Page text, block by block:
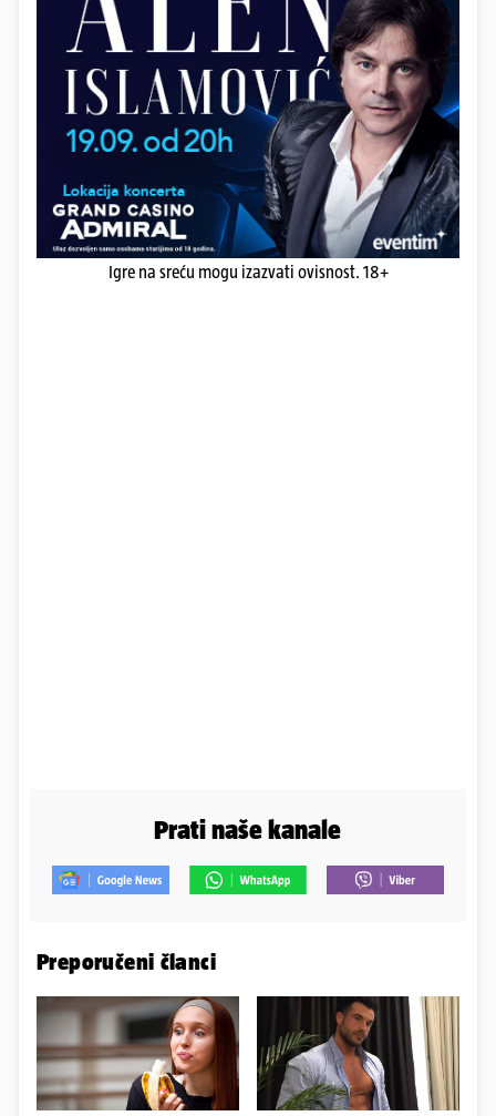
Igre na sreću mogu izazvati ovisnost. 18+
Prati naše kanale
Preporučeni članci